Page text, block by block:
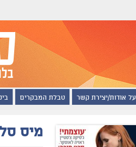
על אודות/יצירת קשר טבלת המבקרים
מיס